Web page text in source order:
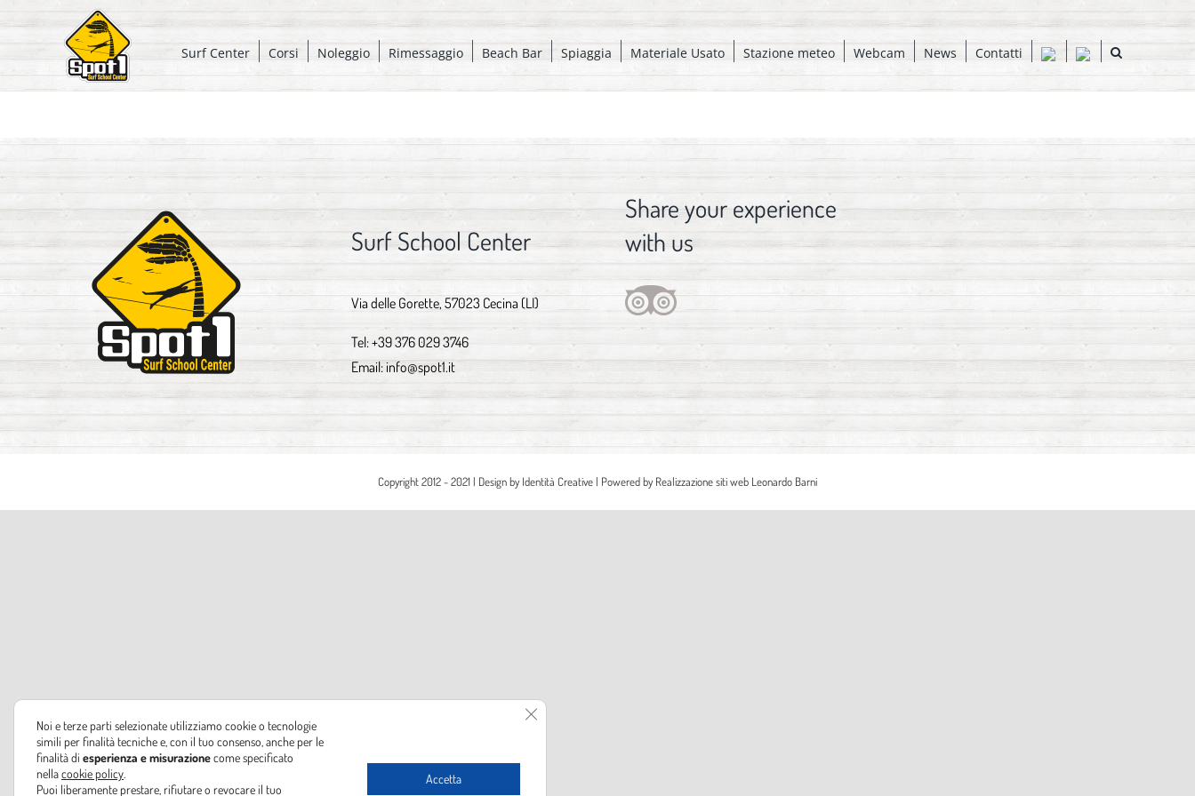
contenuto
Surf Center Corsi Noleggio Rimessaggio Beach Bar Spiaggia Materiale Usato Stazione meteo Webcam News Contatti
Surf School Center
Via delle Gorette, 57023 Cecina (LI)
Tel:+39 376 029 3746
Email:info@spot1.it
Share your experience
with us
Copyright 2012 - 2021 | Design byIdentità Creative | Powered byRealizzazione siti web Leonardo Barni
Noi e terze parti selezionate utilizziamo cookie o tecnologie
simili per finalità tecniche e, con il tuo consenso, anche per le
finalità di esperienza e misurazionecome specificato
nellacookie policy
Puoi liberamente prestare, rifiutare o revocare il tuo
Accetta
Close GDPR Cookie Banner